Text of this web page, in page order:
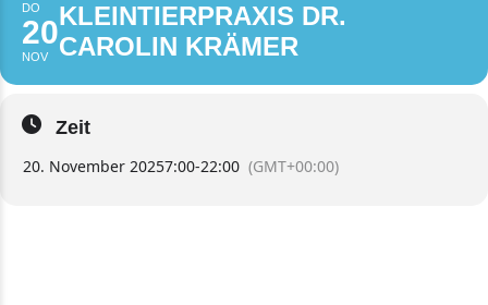
DO
20
NOV
KLEINTIERPRAXIS DR.
CAROLIN KRÄMER
Zeit
20. November 20257:00-22:00 (GMT+00:00)